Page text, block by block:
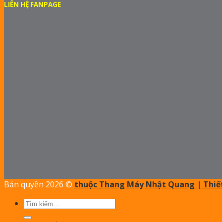
LIÊN HỆ FANPAGE
Bản quyền 2026 © thuộc Thang Máy Nhật Quang |
Tìm
kiếm: